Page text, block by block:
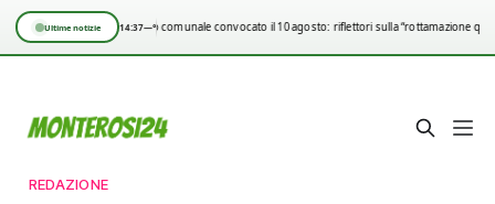
Ultime notizie 14:37—°
Consiglio comunale convocato il 10 agosto: riflettori sulla “rottamazione
REDAZIONE